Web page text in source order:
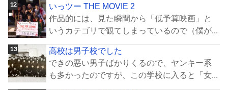
いっツー THE MOVIE 2
作品的には、見た瞬間から「低予算映画」と
いうカテゴリで観てしまっているので（僕が...
高校は男子校でした
できの悪い男子ばかりくるので、ヤンキー系
も多かったのですが、この学校に入ると「女...